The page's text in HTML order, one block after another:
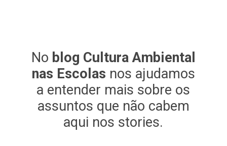
No blog Cultura Ambiental
nas Escolas nos ajudamos
a entender mais sobre os
assuntos que não cabem
aqui nos stories.